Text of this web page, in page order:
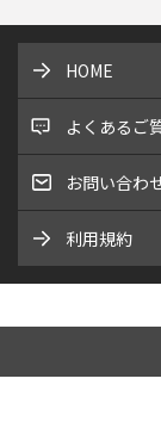
HOME
よくあるご
お問い合わ
利用規約